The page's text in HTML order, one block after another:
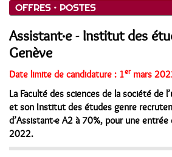
OFFRES • POSTES
Assistant·e - Institut des
Genève
Date limite de candidature : 1er mars
La Faculté des sciences de la société de
et son Institut des études genre
d’Assistant·e A2 à 70%, pour une
2022.